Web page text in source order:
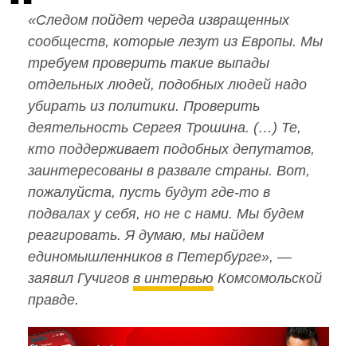
«Следом пойдет череда извращенных
сообществ, которые лезут из Европы. Мы
требуем проверить такие выпады
отдельных людей, подобных людей надо
убирать из политики. Проверить
деятельность Сергея Трошина. (…) Те,
кто поддерживает подобных депутатов,
заинтересованы в развале страны. Вот,
пожалуйста, пусть будут где-то в
подвалах у себя, но не с нами. Мы будем
реагировать. Я думаю, мы найдем
единомышленников в Петербурге», —
заявил Гучигов в интервью Комсомольской
правде.